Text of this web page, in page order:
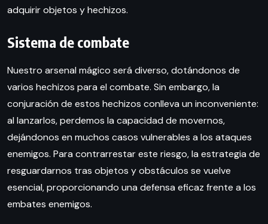
adquirir objetos y hechizos.
Sistema de combate
Nuestro arsenal mágico será diverso, dotándonos de
varios hechizos para el combate. Sin embargo, la
conjuración de estos hechizos conlleva un inconveniente:
al lanzarlos, perdemos la capacidad de movernos,
dejándonos en muchos casos vulnerables a los ataques
enemigos. Para contrarrestar este riesgo, la estrategia de
resguardarnos tras objetos y obstáculos se vuelve
esencial, proporcionando una defensa eficaz frente a los
embates enemigos.